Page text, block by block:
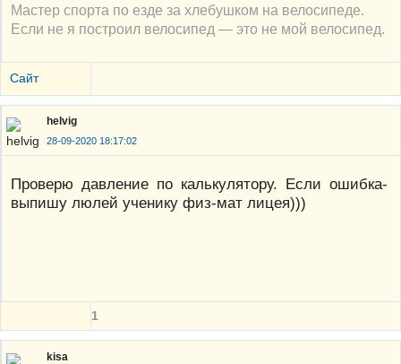
Мастер спорта по езде за хлебушком на велосипеде.
Если не я построил велосипед — это не мой велосипед.
Сайт
helvig
28-09-2020 18:17:02
Проверю давление по калькулятору. Если ошибка-
выпишу люлей ученику физ-мат лицея)))
1
kisa